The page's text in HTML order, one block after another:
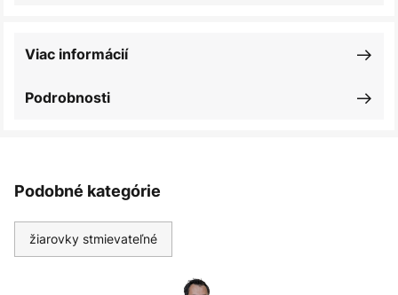
Podrobnosti
Viac informácií
Podobné kategórie
žiarovky stmievateľné